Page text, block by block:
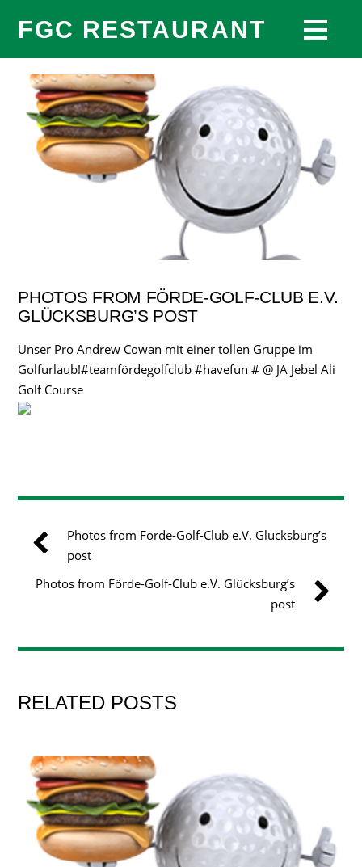
FGC RESTAURANT
PHOTOS FROM FÖRDE-GOLF-CLUB E.V.
GLÜCKSBURG’S POST
Unser Pro Andrew Cowan mit einer tollen Gruppe im
Golfurlaub!#teamfördegolfclub #havefun # @ JA Jebel Ali
Golf Course
Photos from Förde-Golf-Club e.V. Glücksburg’s
post
Photos from Förde-Golf-Club e.V. Glücksburg’s
post
RELATED POSTS